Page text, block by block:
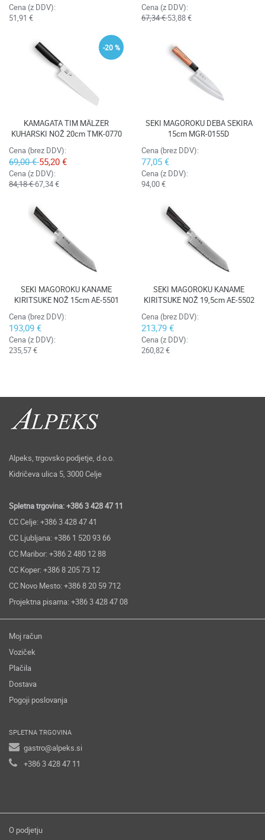
Cena (z DDV):
51,91 €
Cena (z DDV):
67,34 €53,88 €
-20 %
KAMAGATA TIM MÄLZER
KUHARSKI NOŽ 20cm TMK-0770
Cena (brez DDV):
69,00 €55,20 €
Cena (z DDV):
84,18 €67,34 €
SEKI MAGOROKU DEBA SEKIRA
15cm MGR-0155D
Cena (brez DDV):
77,05 €
Cena (z DDV):
94,00 €
SEKI MAGOROKU KANAME
KIRITSUKE NOŽ 15cm AE-5501
Cena (brez DDV):
193,09 €
Cena (z DDV):
235,57 €
SEKI MAGOROKU KANAME
KIRITSUKE NOŽ 19,5cm AE-5502
Cena (brez DDV):
213,79 €
Cena (z DDV):
260,82 €
Alpeks, trgovsko podjetje, d.o.o.
Kidričeva ulica 5, 3000 Celje
Spletna trgovina: +386 3 428 47 11
CC Celje: +386 3 428 47 41
CC Ljubljana: +386 1 520 93 66
CC Maribor: +386 2 480 12 88
CC Koper: +386 8 205 73 12
CC Novo Mesto: +386 8 20 59 712
Projektna pisarna: +386 3 428 47 08
Moj račun
Voziček
Plačila
Dostava
Pogoji poslovanja
SPLETNA TRGOVINA
gastro@alpeks.si
+386 3 428 47 11
O podjetju